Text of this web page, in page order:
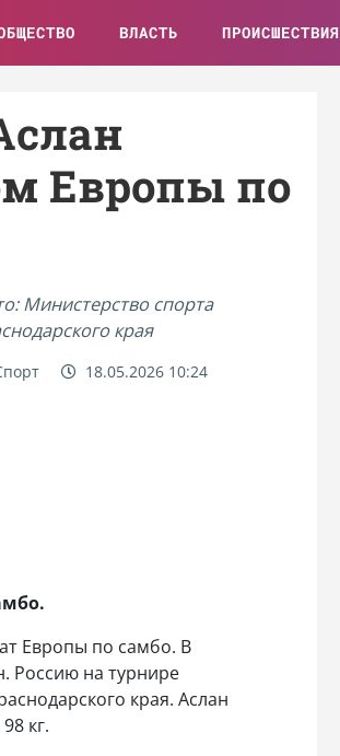
ВЛАСТЬ ПРОИСШЕСТВИЯ
Европы по
Министерство спорта
края
18.05.2026 10:24
Европы по самбо. В
Россию на турнире
края. Аслан
кг.